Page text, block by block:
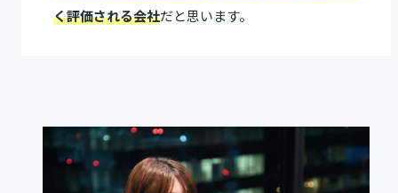
く評価される会社だと思います。